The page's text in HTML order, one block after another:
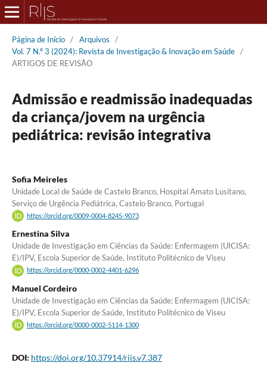
Página de Início / Arquivos
/
Vol. 7 N.º 3 (2024): Revista de Investigação & Inovação em Saúde /
ARTIGOS DE REVISÃO
Admissão e readmissão inadequadas
da criança/jovem na urgência
pediátrica: revisão integrativa
Sofia Meireles
Unidade Local de Saúde de Castelo Branco, Hospital Amato Lusitano,
Serviço de Urgência Pediátrica, Castelo Branco, Portugal
https://orcid.org/0009-0004-8245-9073
Ernestina Silva
Unidade de Investigação em Ciências da Saúde: Enfermagem (UICISA:
E)/IPV, Escola Superior de Saúde, Instituto Politécnico de Viseu
https://orcid.org/0000-0002-4401-6296
Manuel Cordeiro
Unidade de Investigação em Ciências da Saúde: Enfermagem (UICISA:
E)/IPV, Escola Superior de Saúde, Instituto Politécnico de Viseu
https://orcid.org/0000-0002-5114-1300
DOI: https://doi.org/10.37914/riis.v7.387